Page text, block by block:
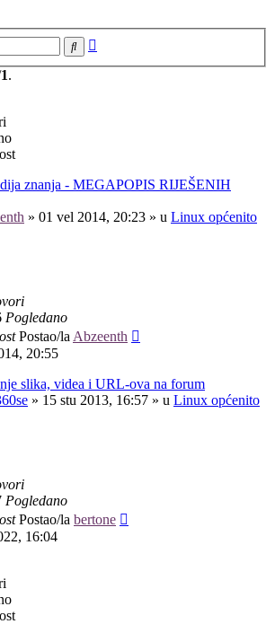
Pretražnik
1.
znanja - MEGAPOPIS RIJEŠENIH
» 01 vel 2014, 20:23 » u Linux općenito
Pogledano
Postao/la Abzeenth
20:55
slika, videa i URL-ova na forum
» 15 stu 2013, 16:57 » u Linux općenito
Pogledano
Postao/la bertone
16:04